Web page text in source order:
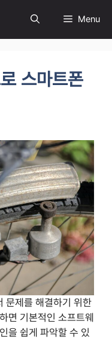
Menu
스마트폰
문제를 해결하기 위한
면 기본적인 소프트웨
을 쉽게 파악할 수 있